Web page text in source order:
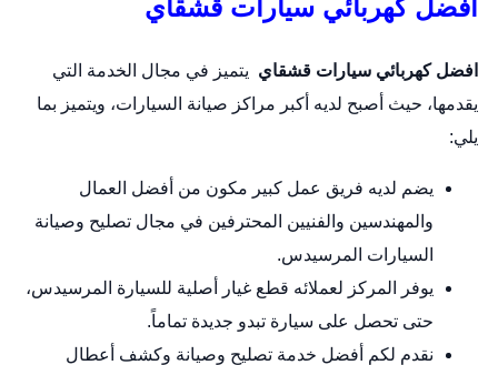
افضل كهربائي سيارات قشقاي
افضل كهربائي سيارات قشقاي يتميز في مجال الخدمة التي
يقدمها، حيث أصبح لديه أكبر مراكز صيانة السيارات، ويتميز بما
يلي:
يضم لديه فريق عمل كبير مكون من أفضل العمال
والمهندسين والفنيين المحترفين في مجال تصليح وصيانة
السيارات المرسيدس.
يوفر المركز لعملائه قطع غيار أصلية للسيارة المرسيدس،
حتى تحصل على سيارة تبدو جديدة تماماً.
نقدم لكم أفضل خدمة تصليح وصيانة وكشف أعطال